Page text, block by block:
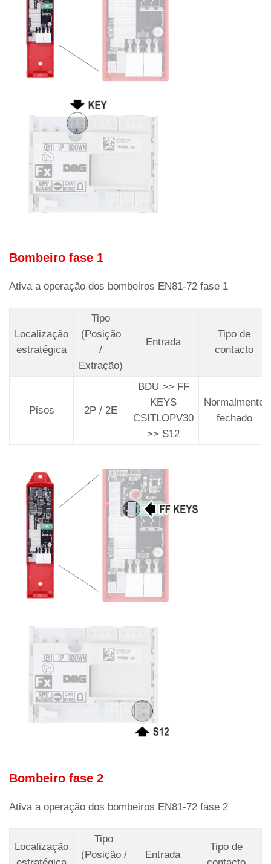
Bombeiro fase 1
Ativa a operação dos bombeiros EN81-72 fase 1
Localização
estratégica
Tipo
(Posição
/
Extração)
Entrada
Tipo de
contacto
Pisos 2P / 2E
BDU >> FF
KEYS
CSITLOPV30
>> S12
Normalmente
fechado
Bombeiro fase 2
Ativa a operação dos bombeiros EN81-72 fase 2
Localização
Tipo
(Posição /
Entrada
Tipo de